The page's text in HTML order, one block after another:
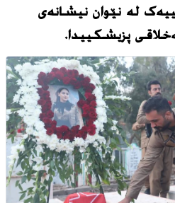
لە نێوان نیشانەی
پزیشکییدا.